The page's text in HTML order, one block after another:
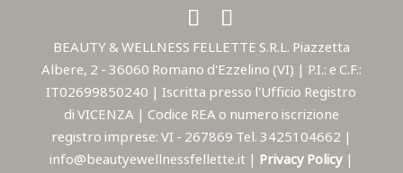
BEAUTY & WELLNESS FELLETTE S.R.L. Piazzetta
Albere, 2 - 36060 Romano d'Ezzelino (VI) | P.I.: e C.F.:
IT02699850240 | Iscritta presso l'Ufficio Registro
di VICENZA | Codice REA o numero iscrizione
registro imprese: VI - 267869 Tel. 3425104662 |
info@beautyewellnessfellette.it | Privacy Policy |